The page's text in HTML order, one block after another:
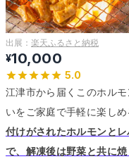
出展： 楽天ふるさと納税
¥10,000
5.0
江津市から届くこのホル
いをご家庭で手軽に楽し
付けがされたホルモンと
で、解凍後は野菜と共に